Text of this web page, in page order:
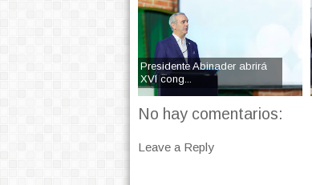
Presidente Abinader abrirá
XVI cong...
No hay comentarios:
Leave a Reply